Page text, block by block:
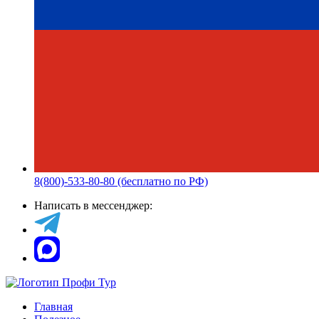
8(800)-533-80-80 (бесплатно по РФ)
Написать в мессенджер:
Главная